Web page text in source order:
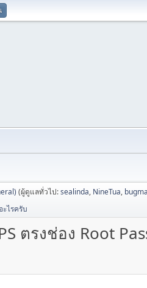
(ผู้ดูแลทั่วไป:sealinda, NineTua,
ไรครับ
ตรงช่อง Root